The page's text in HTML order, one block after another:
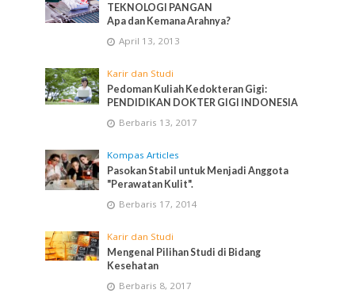
TEKNOLOGI PANGAN
Apa dan Kemana Arahnya?
April 13, 2013
Karir dan Studi
Pedoman Kuliah Kedokteran Gigi:
PENDIDIKAN DOKTER GIGI INDONESIA
Berbaris 13, 2017
Kompas Articles
Pasokan Stabil untuk Menjadi Anggota
"Perawatan Kulit".
Berbaris 17, 2014
Karir dan Studi
Mengenal Pilihan Studi di Bidang
Kesehatan
Berbaris 8, 2017